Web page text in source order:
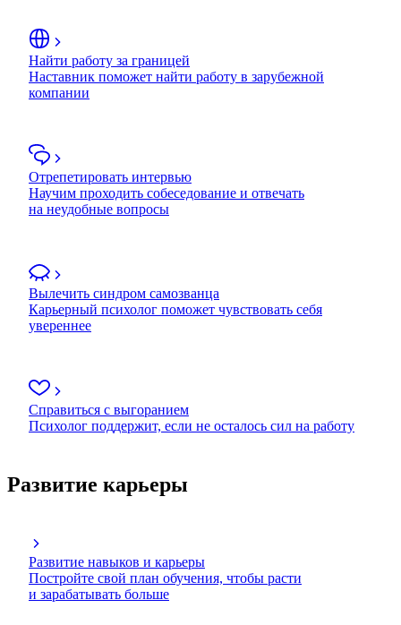
Найти работу за границей
Наставник поможет найти работу в зарубежной
компании
Отрепетировать интервью
Научим проходить собеседование и отвечать
на неудобные вопросы
Вылечить синдром самозванца
Карьерный психолог поможет чувствовать себя
увереннее
Справиться с выгоранием
Психолог поддержит, если не осталось сил на работу
Развитие карьеры
Развитие навыков и карьеры
Постройте свой план обучения, чтобы расти
и зарабатывать больше